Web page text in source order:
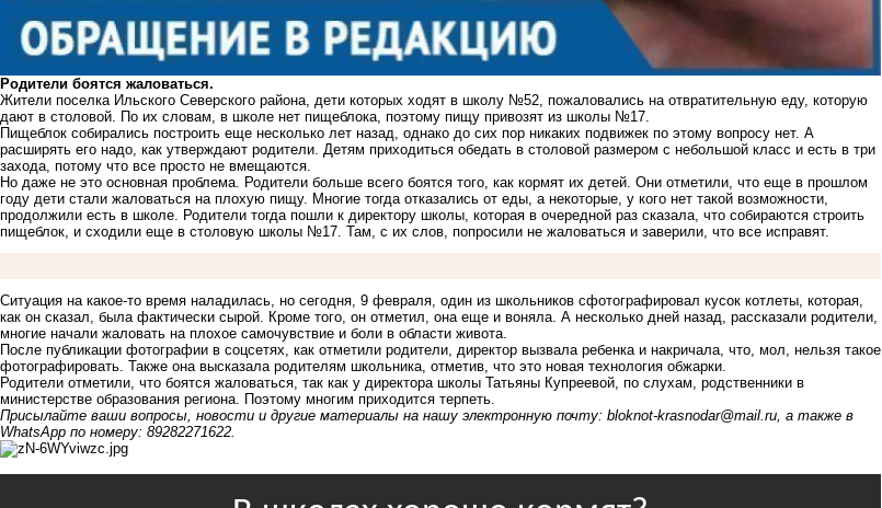
Родители боятся жаловаться.
Жители поселка Ильского Северского района, дети которых ходят в школу №52, пожаловались на отвратительную еду, которую
дают в столовой. По их словам, в школе нет пищеблока, поэтому пищу привозят из школы №17.
Пищеблок собирались построить еще несколько лет назад, однако до сих пор никаких подвижек по этому вопросу нет. А
расширять его надо, как утверждают родители. Детям приходиться обедать в столовой размером с небольшой класс и есть в три
захода, потому что все просто не вмещаются.
Но даже не это основная проблема. Родители больше всего боятся того, как кормят их детей. Они отметили, что еще в прошлом
году дети стали жаловаться на плохую пищу. Многие тогда отказались от еды, а некоторые, у кого нет такой возможности,
продолжили есть в школе. Родители тогда пошли к директору школы, которая в очередной раз сказала, что собираются строить
пищеблок, и сходили еще в столовую школы №17. Там, с их слов, попросили не жаловаться и заверили, что все исправят.
Ситуация на какое-то время наладилась, но сегодня, 9 февраля, один из школьников сфотографировал кусок котлеты, которая,
как он сказал, была фактически сырой. Кроме того, он отметил, она еще и воняла. А несколько дней назад, рассказали родители,
многие начали жаловать на плохое самочувствие и боли в области живота.
После публикации фотографии в соцсетях, как отметили родители, директор вызвала ребенка и накричала, что, мол, нельзя такое
фотографировать. Также она высказала родителям школьника, отметив, что это новая технология обжарки.
Родители отметили, что боятся жаловаться, так как у директора школы Татьяны Купреевой, по слухам, родственники в
министерстве образования региона. Поэтому многим приходится терпеть.
Присылайте ваши вопросы, новости и другие материалы на нашу электронную почту: bloknot-krasnodar@mail.ru, а также в
WhatsApp по номеру: 89282271622.